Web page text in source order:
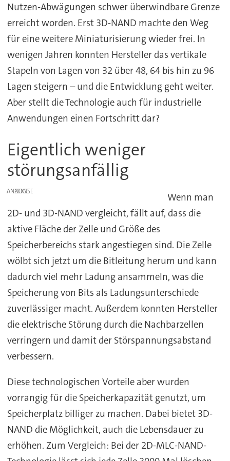
Nutzen-Abwägungen schwer überwindbare Grenze
erreicht worden. Erst 3D-NAND machte den Weg
für eine weitere Miniaturisierung wieder frei. In
wenigen Jahren konnten Hersteller das vertikale
Stapeln von Lagen von 32 über 48, 64 bis hin zu 96
Lagen steigern – und die Entwicklung geht weiter.
Aber stellt die Technologie auch für industrielle
Anwendungen einen Fortschritt dar?
Eigentlich weniger
störungsanfällig
ANZEIGE
Wenn man
2D- und 3D-NAND vergleicht, fällt auf, dass die
aktive Fläche der Zelle und Größe des
Speicherbereichs stark angestiegen sind. Die Zelle
wölbt sich jetzt um die Bitleitung herum und kann
dadurch viel mehr Ladung ansammeln, was die
Speicherung von Bits als Ladungsunterschiede
zuverlässiger macht. Außerdem konnten Hersteller
die elektrische Störung durch die Nachbarzellen
verringern und damit der Störspannungsabstand
verbessern.
Diese technologischen Vorteile aber wurden
vorrangig für die Speicherkapazität genutzt, um
Speicherplatz billiger zu machen. Dabei bietet 3D-
NAND die Möglichkeit, auch die Lebensdauer zu
erhöhen. Zum Vergleich: Bei der 2D-MLC-NAND-